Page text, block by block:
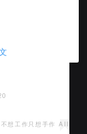
想工作只想手作 All